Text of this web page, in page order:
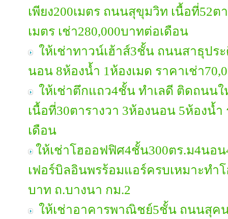
เพียง200เมตร ถนนสุขุมวิท เนื้อที่52ต
เมตร เช่า280,000บาทต่อเดือน
ให้เช่าทาวน์เฮ้าส์3ชั้น ถนนสาธุปร
นอน 8ห้องน้ำ 1ห้องเมด ราคาเช่า
ให้เช่าตึกแถว4ชั้น ทำเลดี ติดถนน
เนื้อที่30ตารางวา 3ห้องนอน 5ห้องน้ำ
เดือน
ให้เช่าโฮออฟฟิศ4ชั้น300ตร.ม4นอ
เฟอร์บิลอินพรร้อมแอร์ครบเหมาะทำ
บาท ถ.บางนา กม.2
ให้เช่าอาคารพาณิชย์5ชั้น ถนนสุค